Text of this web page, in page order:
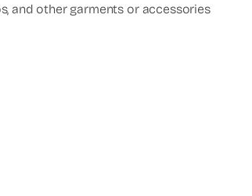
and other garments or accessories